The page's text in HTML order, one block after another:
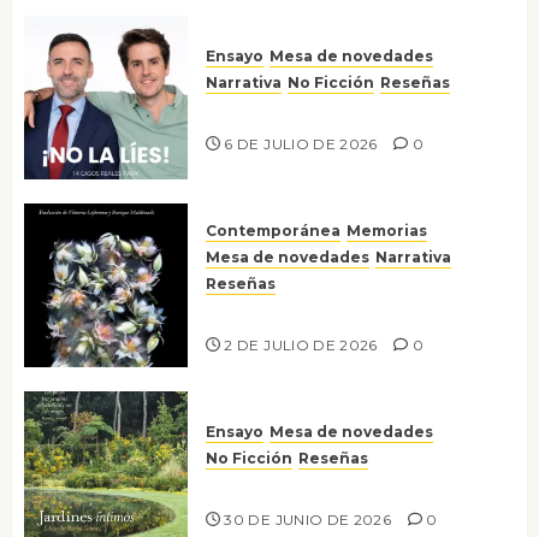
Ensayo Mesa de novedades
Narrativa No Ficción Reseñas
6 DE JULIO DE 2026 0
Contemporánea Memorias
Mesa de novedades Narrativa
Reseñas
2 DE JULIO DE 2026 0
Ensayo Mesa de novedades
No Ficción Reseñas
30 DE JUNIO DE 2026 0